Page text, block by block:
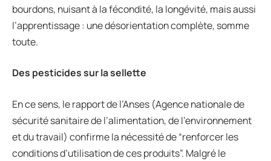
bourdons, nuisant à la fécondité, la longévité, mais aussi
l’apprentissage : une désorientation complète, somme
toute.
Des pesticides sur la sellette
En ce sens, le rapport de l’Anses (Agence nationale de
sécurité sanitaire de l’alimentation, de l’environnement
et du travail) confirme la nécessité de “renforcer les
conditions d’utilisation de ces produits”. Malgré le